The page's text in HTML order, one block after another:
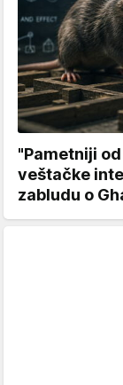
"Pametniji
veštačke
zabludu o